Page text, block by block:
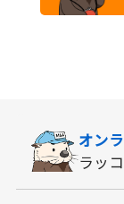
オン
ラッ